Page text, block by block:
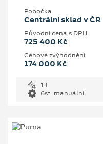
Pobočka
Centrální sklad v ČR
Původní cena s DPH
725 400 Kč
Cenové zvýhodnění
174 000 Kč
1 l
6st. manuální